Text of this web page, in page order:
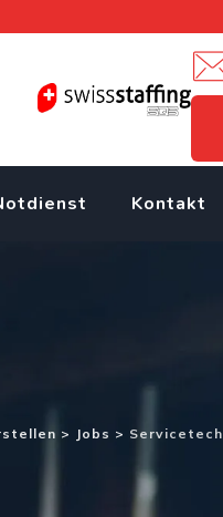
Kontakt
> Jobs >